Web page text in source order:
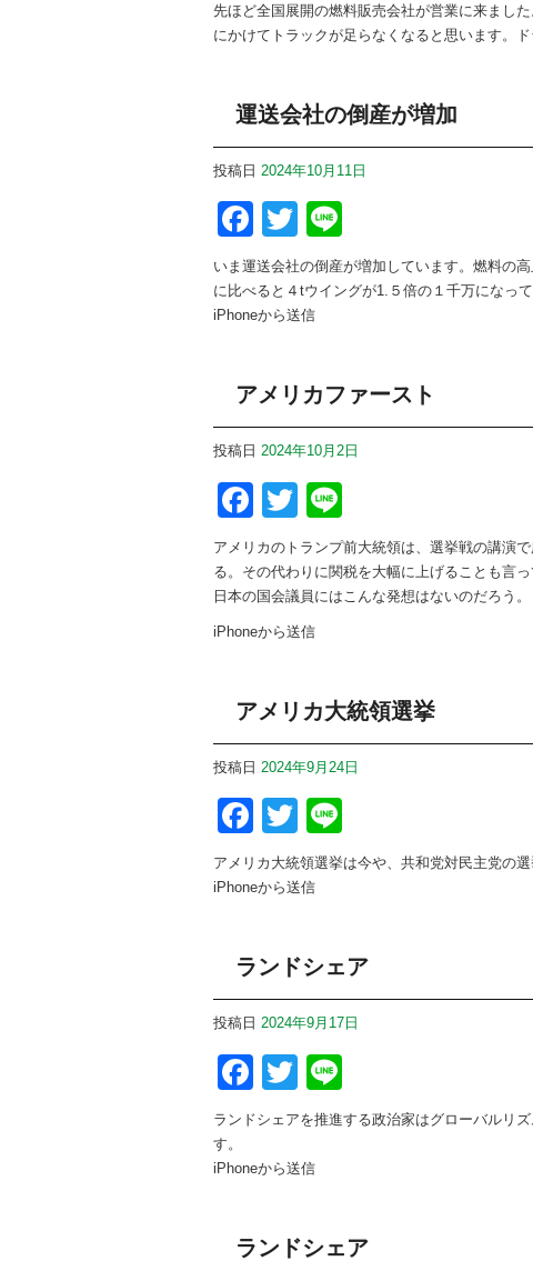
先ほど全国展開の燃料販売会社が営業に来まし
にかけてトラックが足らなくなると思います。
運送会社の倒産が増加
投稿日 2024年10月11日
Facebook
Twitter
いま運送会社の倒産が増加しています。燃料の
に比べると４tウイングが1.５倍の１千万になっ
iPhoneから送信
アメリカファースト
投稿日 2024年10月2日
Facebook
Twitter
アメリカのトランプ前大統領は、選挙戦の講演
る。その代わりに関税を大幅に上げることも言
日本の国会議員にはこんな発想はないのだろう。
iPhoneから送信
アメリカ大統領選挙
投稿日 2024年9月24日
Facebook
Twitter
アメリカ大統領選挙は今や、共和党対民主党の
iPhoneから送信
ランドシェア
投稿日 2024年9月17日
Facebook
Twitter
ランドシェアを推進する政治家はグローバルリ
す。
iPhoneから送信
ランドシェア